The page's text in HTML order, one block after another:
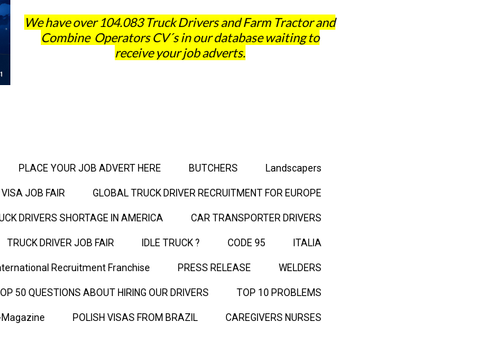
We have over 104.083 Truck Drivers and Farm Tractor and
Combine Operators CV´s in our database waiting to
receive your job adverts.
PLACE YOUR JOB ADVERT HERE BUTCHERS Landscapers
JOB FAIR GLOBAL TRUCK DRIVER RECRUITMENT FOR EUROPE
DRIVERS SHORTAGE IN AMERICA CAR TRANSPORTER DRIVERS
TRUCK DRIVER JOB FAIR IDLE TRUCK ? CODE 95 ITALIA
Recruitment Franchise PRESS RELEASE WELDERS
50 QUESTIONS ABOUT HIRING OUR DRIVERS TOP 10 PROBLEMS
POLISH VISAS FROM BRAZIL CAREGIVERS NURSES